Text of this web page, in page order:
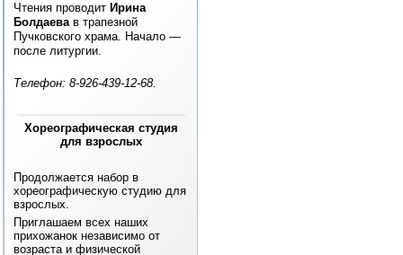
Чтения проводит Ирина
Болдаева в трапезной
Пучковского храма. Начало —
после литургии.
Телефон: 8-926-439-12-68.
Хореографическая студия
для взрослых
Продолжается набор в
хореографическую студию для
взрослых.
Приглашаем всех наших
прихожанок независимо от
возраста и физической